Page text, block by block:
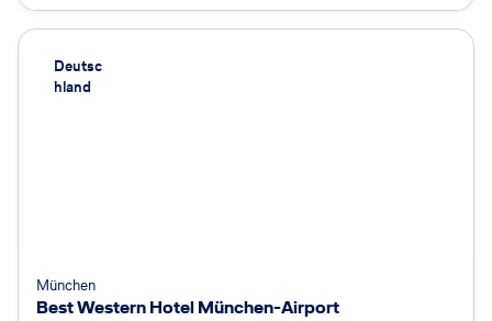
Deutsc
hland
München
Best Western Hotel München-Airport